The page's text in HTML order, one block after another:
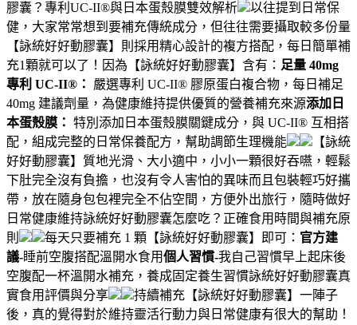
膠囊？專利UC-II®與日本蛋殼膜雙效解析
以往提到日常保
健，大家常常想到要補充傳統成分，但往往需要攝取較多份量
【詠統好好動膠囊】則採用精心設計的複方搭配，每日簡單補
充1顆就可以了！因為【詠統好好動膠囊】含有： 足量 40mg
專利 UC-II®：
嚴選專利 UC-II® 膠原蛋白複合物，每日補足
40mg 建議劑量，為健康維持提供優質的營養補充來源添加日
本蛋殼膜： 特別添加日本蛋殼膜關鍵成分，與 UC-II® 互相搭
配，組成完整的日常保養配方，幫助調節生理機能
【詠統
好好動膠囊】質地光滑、大小適中，小小一顆很好吞嚥，輕鬆
下肚完全沒有負擔，也沒有令人害怕的異味而且包裝輕巧好攜
帶，放在隨身包包裡完全不佔空間，方便外出旅行，隨時做好
日常健康維持詠統好好動膠囊怎麼吃？正確食用時間與補充原
則
每天只要補充 1 顆【詠統好好動膠囊】即可： 官方建
議-睡前空腹搭配溫開水食用個人習慣-我自己習慣早上起床後
空腹配一杯溫開水補充，養成固定養生習慣詠統好好動膠囊真
實食用評價與分享
持續補充【詠統好好動膠囊】一陣子
後，真的覺得對於維持靈活行動力與日常健康有很大的幫助！